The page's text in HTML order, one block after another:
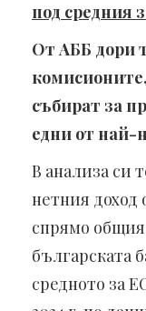
под средния
От АББ дори
събират за
едни от най-
В анализа си
нетния доход
спрямо
българската
средното за